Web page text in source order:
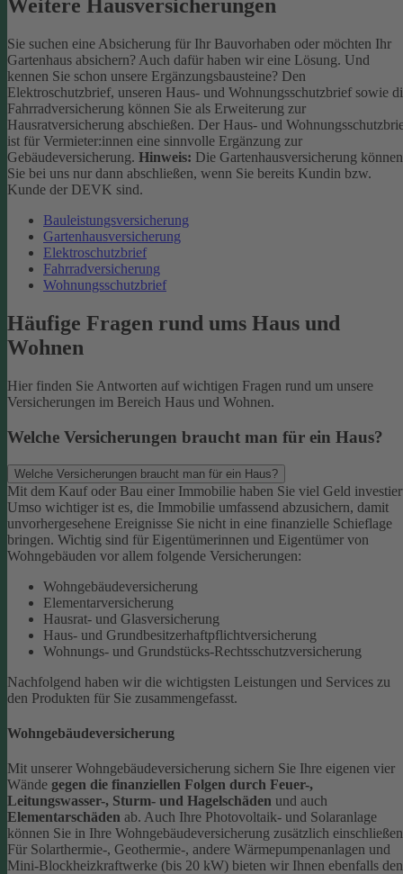
Weitere Hausversicherungen
Sie suchen eine Absicherung für Ihr Bauvorhaben oder möchten Ihr
Gartenhaus absichern? Auch dafür haben wir eine Lösung. Und
kennen Sie schon unsere Ergänzungsbausteine? Den
Elektroschutzbrief, unseren Haus- und Wohnungsschutzbrief sowie
Fahrradversicherung können Sie als Erweiterung zur
Hausratversicherung abschießen. Der Haus- und
ist für Vermieter:innen eine sinnvolle Ergänzung zur
Gebäudeversicherung. Hinweis: Die Gartenhausversicherung können
Sie bei uns nur dann abschließen, wenn Sie bereits Kundin bzw.
Kunde der DEVK sind.
Bauleistungsversicherung
Gartenhausversicherung
Elektroschutzbrief
Fahrradversicherung
Wohnungsschutzbrief
Häufige Fragen rund ums Haus und
Wohnen
Hier finden Sie Antworten auf wichtigen Fragen rund um unsere
Versicherungen im Bereich Haus und Wohnen.
Welche Versicherungen braucht man für ein Haus?
Welche Versicherungen braucht man für ein Haus?
Mit dem Kauf oder Bau einer Immobilie haben Sie viel Geld
Umso wichtiger ist es, die Immobilie umfassend abzusichern, damit
unvorhergesehene Ereignisse Sie nicht in eine finanzielle Schieflage
bringen. Wichtig sind für Eigentümerinnen und Eigentümer von
Wohngebäuden vor allem folgende Versicherungen:
Wohngebäudeversicherung
Elementarversicherung
Hausrat- und Glasversicherung
Haus- und Grundbesitzerhaftpflichtversicherung
Wohnungs- und Grundstücks-Rechtsschutzversicherung
Nachfolgend haben wir die wichtigsten Leistungen und Services zu
den Produkten für Sie zusammengefasst.
Wohngebäudeversicherung
Mit unserer Wohngebäudeversicherung sichern Sie Ihre eigenen vier
Wände gegen die finanziellen Folgen durch Feuer-,
Leitungswasser-, Sturm- und Hagelschäden und auch
Elementarschäden ab. Auch Ihre Photovoltaik- und Solaranlage
können Sie in Ihre Wohngebäudeversicherung zusätzlich
Für Solarthermie-, Geothermie-, andere Wärmepumpenanlagen und
Mini-Blockheizkraftwerke (bis 20 kW) bieten wir Ihnen ebenfalls den